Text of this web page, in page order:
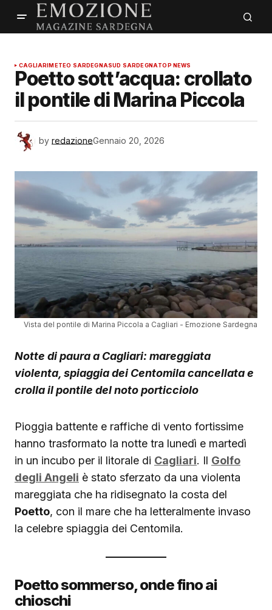
CAGLIARIMETEO SARDEGNASUD SARDEGNATOP NEWS
Poetto sott’acqua: crollato
il pontile di Marina Piccola
by redazioneGennaio 20, 2026
Vista del pontile di Marina Piccola a Cagliari - Emozione Sardegna
Notte di paura a Cagliari: mareggiata
violenta, spiaggia dei Centomila cancellata e
crolla il pontile del noto porticciolo
Pioggia battente e raffiche di vento fortissime
hanno trasformato la notte tra lunedì e martedì
in un incubo per il litorale di Cagliari. Il Golfo
degli Angeli è stato sferzato da una violenta
mareggiata che ha ridisegnato la costa del
Poetto, con il mare che ha letteralmente invaso
la celebre spiaggia dei Centomila.
Poetto sommerso, onde fino ai
chioschi